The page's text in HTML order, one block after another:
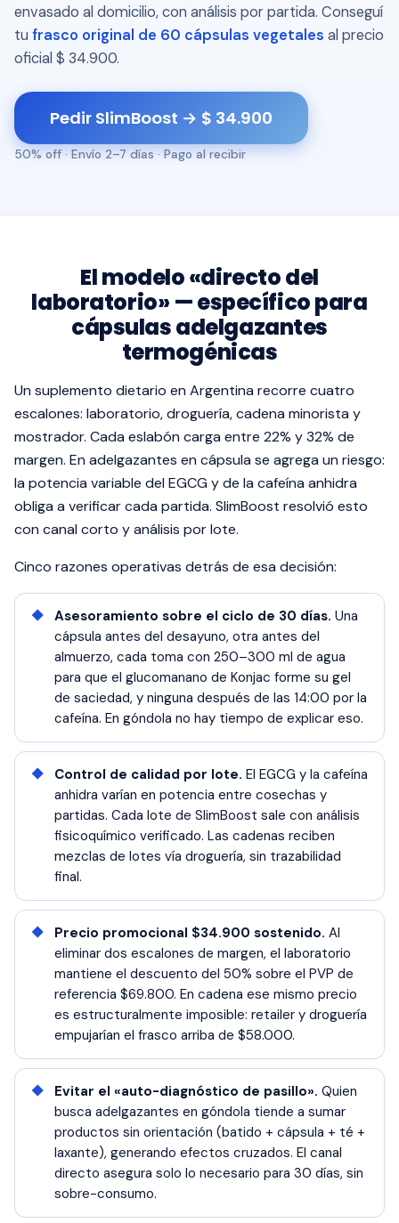
envasado al domicilio, con análisis por partida. Conseguí
tu frasco original de 60 cápsulas vegetales al precio
oficial $ 34.900.
Pedir SlimBoost → $ 34.900
50% off · Envío 2–7 días · Pago al recibir
El modelo «directo del
laboratorio» — específico para
cápsulas adelgazantes
termogénicas
Un suplemento dietario en Argentina recorre cuatro
escalones: laboratorio, droguería, cadena minorista y
mostrador. Cada eslabón carga entre 22% y 32% de
margen. En adelgazantes en cápsula se agrega un riesgo:
la potencia variable del EGCG y de la cafeína anhidra
obliga a verificar cada partida. SlimBoost resolvió esto
con canal corto y análisis por lote.
Cinco razones operativas detrás de esa decisión:
Asesoramiento sobre el ciclo de 30 días. Una
cápsula antes del desayuno, otra antes del
almuerzo, cada toma con 250–300 ml de agua
para que el glucomanano de Konjac forme su gel
de saciedad, y ninguna después de las 14:00 por la
cafeína. En góndola no hay tiempo de explicar eso.
Control de calidad por lote. El EGCG y la cafeína
anhidra varían en potencia entre cosechas y
partidas. Cada lote de SlimBoost sale con análisis
fisicoquímico verificado. Las cadenas reciben
mezclas de lotes vía droguería, sin trazabilidad
final.
Precio promocional $34.900 sostenido. Al
eliminar dos escalones de margen, el laboratorio
mantiene el descuento del 50% sobre el PVP de
referencia $69.800. En cadena ese mismo precio
es estructuralmente imposible: retailer y droguería
empujarían el frasco arriba de $58.000.
Evitar el «auto-diagnóstico de pasillo». Quien
busca adelgazantes en góndola tiende a sumar
productos sin orientación (batido + cápsula + té +
laxante), generando efectos cruzados. El canal
directo asegura solo lo necesario para 30 días, sin
sobre-consumo.